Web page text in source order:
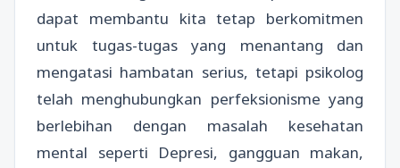
dapat membantu kita tetap berkomitmen
untuk tugas-tugas yang menantang dan
mengatasi hambatan serius, tetapi psikolog
telah menghubungkan perfeksionisme yang
berlebihan dengan masalah kesehatan
mental seperti Depresi, gangguan makan,